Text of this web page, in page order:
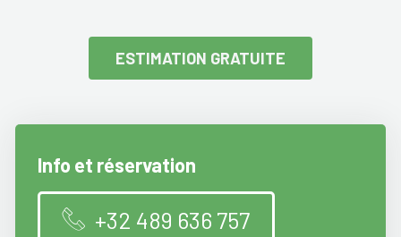
ESTIMATION GRATUITE
Info et réservation
+32 489 636 757